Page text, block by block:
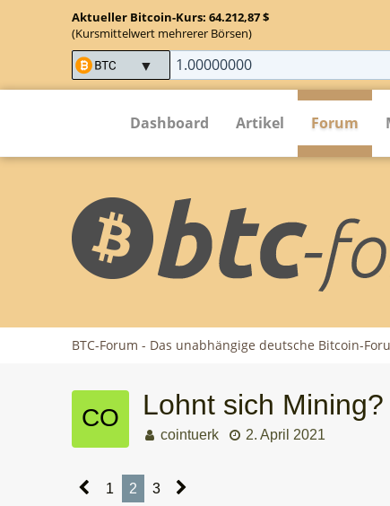
Aktueller Bitcoin-Kurs: 64.212,87 $
(Kursmittelwert mehrerer Börsen)
Dashboard Artikel Forum
BTC-Forum - Das unabhängige deutsche Bitcoin-
Lohnt sich Mining?
cointuerk 2. April 2021
1 2 3